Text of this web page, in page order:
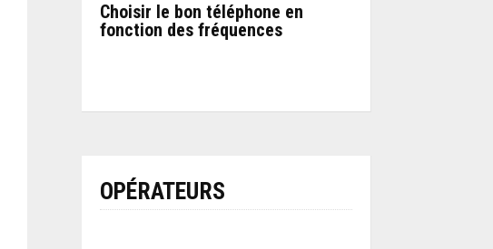
Choisir le bon téléphone en
fonction des fréquences
OPÉRATEURS